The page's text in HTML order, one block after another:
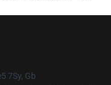
7Sy, Gb